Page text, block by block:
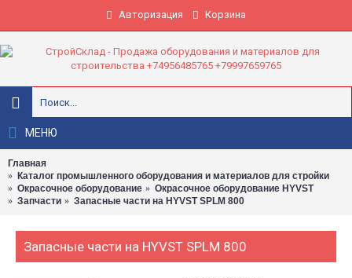
Авторизация Корзина
МЕНЮ
Главная
Каталог промышленного оборудования и материалов для стройки
Окрасочное оборудование
Окрасочное оборудование HYVST
Запчасти
Запасные части на HYVST SPLM 800
Запасные части на HYVST SPLM 800